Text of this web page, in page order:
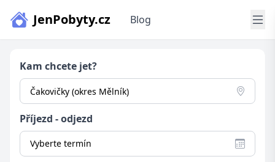
JenPobyty.cz Blog
Kam chcete jet?
Příjezd - odjezd
Vyberte termín